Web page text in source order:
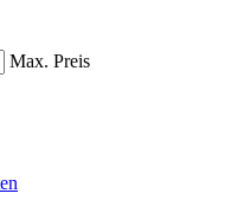
Max. Preis